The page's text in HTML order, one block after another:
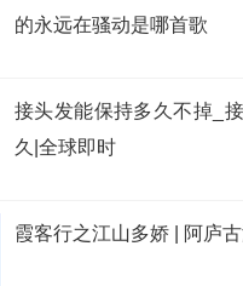
的永远在骚动是哪首歌
接头发能保持多久不掉_
久|全球即时
霞客行之江山多娇 | 阿庐